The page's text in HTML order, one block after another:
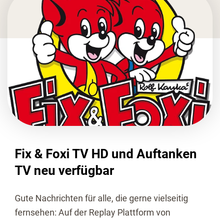
Fix & Foxi TV HD und Auftanken
TV neu verfügbar
Gute Nachrichten für alle, die gerne vielseitig
fernsehen: Auf der Replay Plattform von